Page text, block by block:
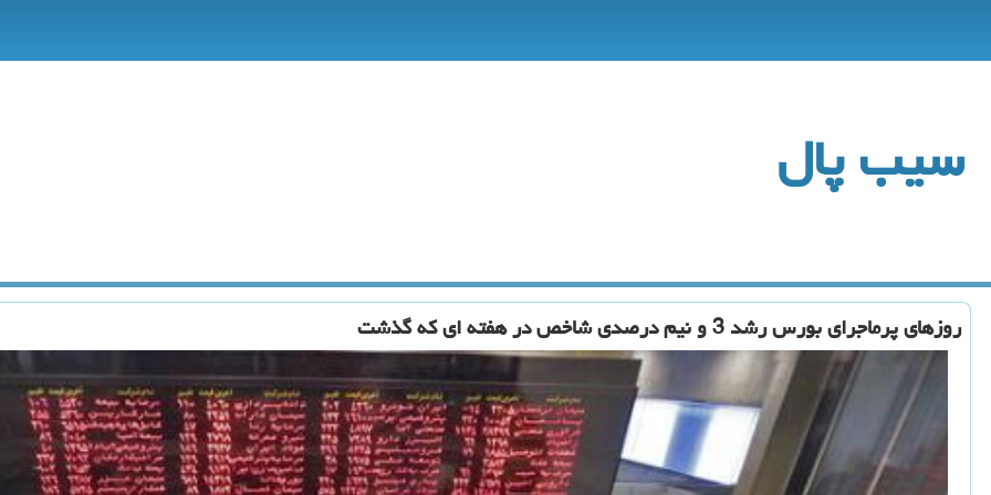
سیب پال
روزهای پرماجرای بورس رشد 3 و نیم درصدی شاخص در هفته ای كه گذشت